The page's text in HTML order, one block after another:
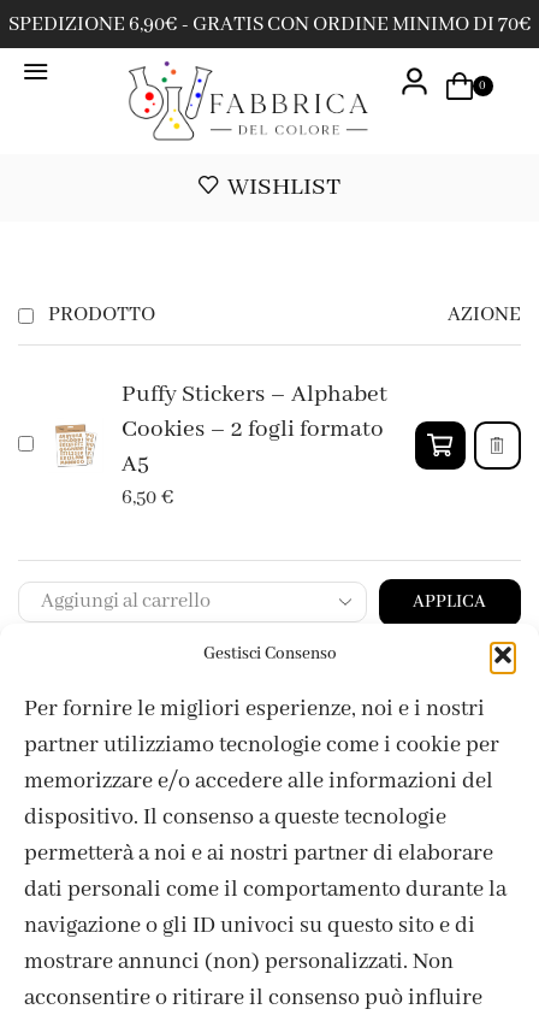
Gestisci Consenso
Per fornire le migliori esperienze, noi e i nostri
partner utilizziamo tecnologie come i cookie per
memorizzare e/o accedere alle informazioni del
dispositivo. Il consenso a queste tecnologie
permetterà a noi e ai nostri partner di elaborare
dati personali come il comportamento durante la
navigazione o gli ID univoci su questo sito e di
mostrare annunci (non) personalizzati. Non
acconsentire o ritirare il consenso può influire
SPEDIZIONE 6,90€ - GRATIS CON ORDINE MINIMO DI 70€
0
WISHLIST
PRODOTTO AZIONE
Puffy Stickers – Alphabet
Cookies – 2 fogli formato
A5
6,50€
APPLICA